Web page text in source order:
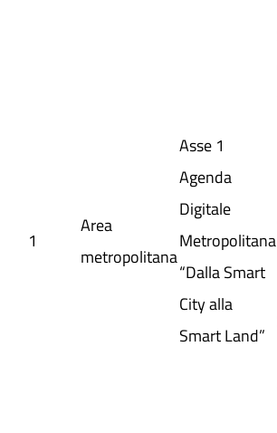
1
Area
metropolitana
Asse 1
Agenda
Digitale
Metropolitana
“Dalla Smart
City alla
Smart Land”